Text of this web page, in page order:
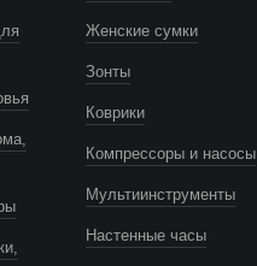
Женские сумки
Зонты
Коврики
Компрессоры и насосы
Мультиинструменты
Настенные часы